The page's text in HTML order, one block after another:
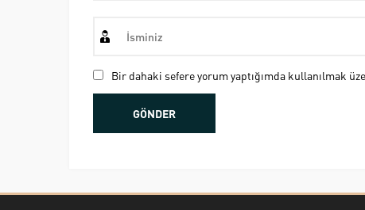
Bir dahaki sefere yorum yaptığımda kullanılmak